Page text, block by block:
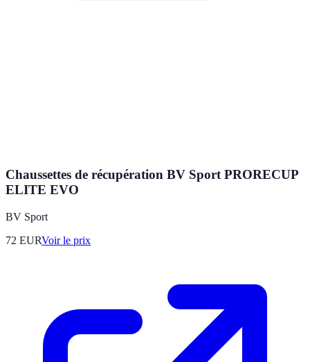
Chaussettes de récupération BV Sport PRORECUP
ELITE EVO
BV Sport
72 EURVoir le prix